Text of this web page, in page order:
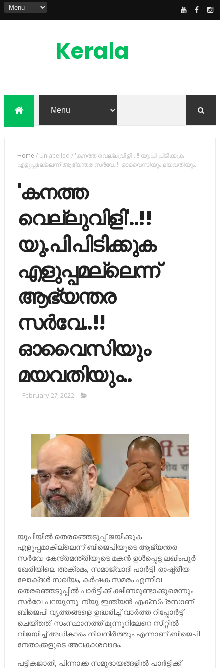
Kerala
Feed
Home /Unlabelled / 'കനത്ത വെല്ലുവിളി'..!! യു.പി പിടിക്കുക
എളുപ്പമല്ലെന്ന് ആഭ്യന്തര സർവേ..!! ഓവൈസിയും മയവതിയും..
'കനത്ത
വെല്ലുവിളി'..!!
യു.പി പിടിക്കുക
എളുപ്പമല്ലെന്ന്
ആഭ്യന്തര
സർവേ..!!
ഓവൈസിയും
മയവതിയും..
February 27, 2022
യുപിയിൽ തെരഞ്ഞെടുപ്പ് ജയിക്കുക
എളുപ്പമാകില്ലെന്ന് ബിജെപിയുടെ ആഭ്യന്തര
സർവേ. കേന്ദ്രമന്ത്രിയുടെ മകൻ ഉൾപ്പെട്ട ലഖിംപൂർ
ഖേരിയിലെ അക്രമം, സമാജ്‌വാദി പാർട്ടി-രാഷ്ട്രീയ
ലോക്ദൾ സഖ്യം, കർഷക സമരം എന്നിവ
തെരഞ്ഞെടുപ്പിൽ പാർട്ടിക്ക് ക്ഷീണമുണ്ടാക്കുമെന്നും
സർവേ പറയുന്നു. ന്യൂ ഇന്ത്യൻ എക്‌സ്പ്രസാണ്
ബിജെപി വൃത്തങ്ങളെ ഉദ്ധരിച്ച് വാർത്ത റിപ്പോർട്ട്
ചെയ്തത്. സംസ്ഥാനത്ത് മുന്നൂറിലേറെ സീറ്റിൽ
വിജയിച്ച് അധികാരം നിലനിർത്തും എന്നാണ് ബിജെപി
നേതാക്കളുടെ അവകാശവാദം.
പട്ടികജാതി, പിന്നാക്ക സമുദായങ്ങളിൽ പാർട്ടിക്ക്